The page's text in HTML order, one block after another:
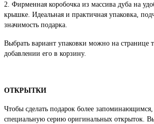
2. Фирменная коробочка из массива дуба на
крышке. Идеальная и практичная упаковка,
значимость подарка.
Выбрать вариант упаковки можно на странице
добавлении его в корзину.
ОТКРЫТКИ
Чтобы сделать подарок более
специальную серию оригинальных открыток.